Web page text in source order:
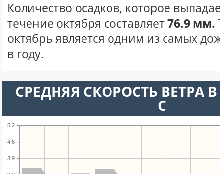
Количество осадков, которое
течение октября составляет76.9 мм.
октябрь является одним из самых
в году.
СРЕДНЯЯ СКОРОСТЬ ВЕТРА
С
3.9
4.6
5.2